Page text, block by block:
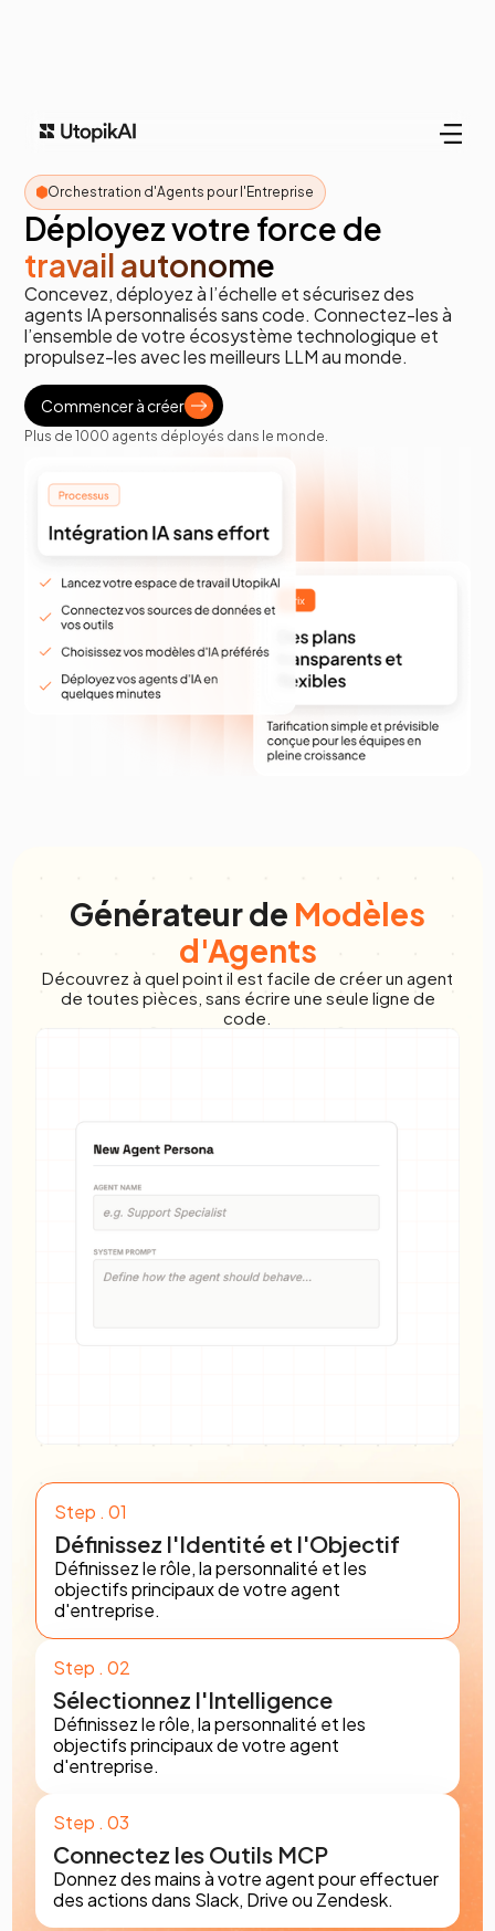
Orchestration d'Agents pour l'Entreprise
Déployez votre force de
travail autonome
Concevez, déployez à l’échelle et sécurisez des
agents IA personnalisés sans code. Connectez-les à
l’ensemble de votre écosystème technologique et
propulsez-les avec les meilleurs LLM au monde.
Commencer à créer
Plus de 1000 agents déployés dans le monde.
Générateur de Modèles
d'Agents
Découvrez à quel point il est facile de créer un agent
de toutes pièces, sans écrire une seule ligne de
code.
Step . 01
Définissez l'Identité et l'Objectif
Définissez le rôle, la personnalité et les
objectifs principaux de votre agent
d'entreprise.
Step . 02
Sélectionnez l'Intelligence
Définissez le rôle, la personnalité et les
objectifs principaux de votre agent
d'entreprise.
Step . 03
Connectez les Outils MCP
Donnez des mains à votre agent pour effectuer
des actions dans Slack, Drive ou Zendesk.